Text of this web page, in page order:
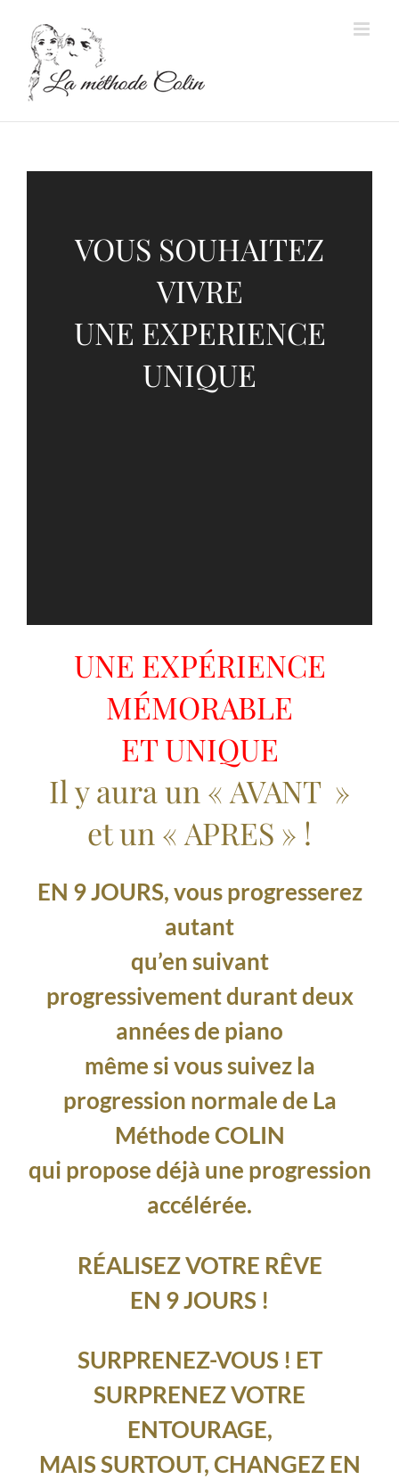
contenu
VOUS SOUHAITEZ
VIVRE
UNE EXPERIENCE
UNIQUE
UNE EXPÉRIENCE
MÉMORABLE
ET UNIQUE
Il y aura un « AVANT »
et un « APRES » !
EN 9 JOURS,vous progresserez
autant
qu’en suivant
progressivementdurant deux
années de piano
même si vous suivez la
progression normale de La
Méthode COLIN
qui propose déjà une progression
accélérée.
RÉALISEZ VOTRE RÊVE
EN 9 JOURS !
SURPRENEZ-VOUS ! ET
SURPRENEZ VOTRE
ENTOURAGE,
MAIS SURTOUT,CHANGEZ EN